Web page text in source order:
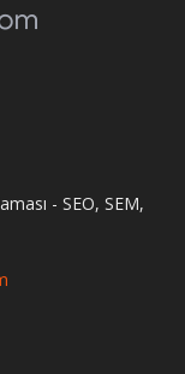
- SEO, SEM,